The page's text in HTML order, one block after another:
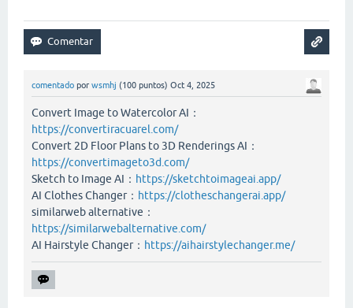
comentado por wsmhj (100 puntos) Oct 4, 2025
Convert Image to Watercolor AI：
https://convertiracuarel.com/
Convert 2D Floor Plans to 3D Renderings AI：
https://convertimageto3d.com/
Sketch to Image AI： https://sketchtoimageai.app/
AI Clothes Changer： https://clotheschangerai.app/
similarweb alternative：
https://similarwebalternative.com/
AI Hairstyle Changer： https://aihairstylechanger.me/